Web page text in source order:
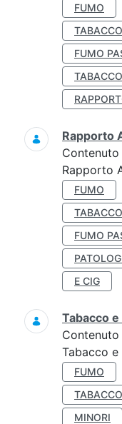
FUMO
TABACCO
FUMO
Rapporto
Contenuto
Rapporto
FUMO
TABACCO
FUMO
E CIG
Tabacco
Contenuto
Tabacco e
FUMO
TABACCO
MINORI